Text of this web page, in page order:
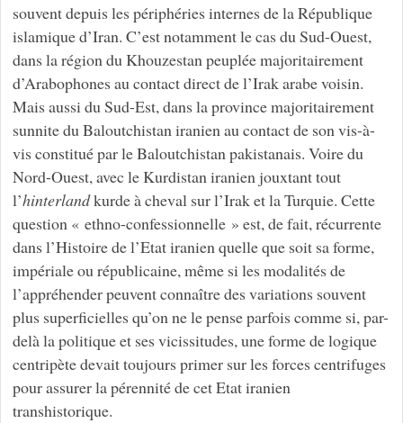
souvent depuis les périphéries internes de la République
islamique d’Iran. C’est notamment le cas du Sud-Ouest,
dans la région du Khouzestan peuplée majoritairement
d’Arabophones au contact direct de l’Irak arabe voisin.
Mais aussi du Sud-Est, dans la province majoritairement
sunnite du Baloutchistan iranien au contact de son vis-à-
vis constitué par le Baloutchistan pakistanais. Voire du
Nord-Ouest, avec le Kurdistan iranien jouxtant tout
l’hinterlandkurde à cheval sur l’Irak et la Turquie. Cette
question « ethno-confessionnelle » est, de fait, récurrente
dans l’Histoire de l’Etat iranien quelle que soit sa forme,
impériale ou républicaine, même si les modalités de
l’appréhender peuvent connaître des variations souvent
plus superficielles qu’on ne le pense parfois comme si, par-
delà la politique et ses vicissitudes, une forme de logique
centripète devait toujours primer sur les forces centrifuges
pour assurer la pérennité de cet Etat iranien
transhistorique.